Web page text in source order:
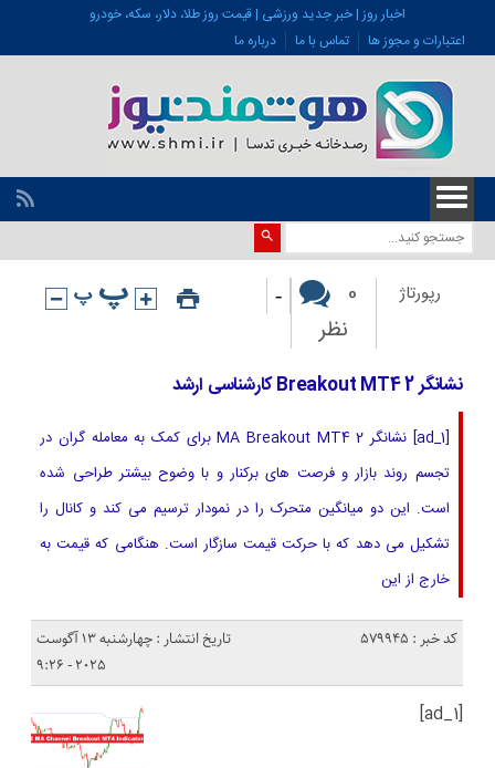
اخبار روز | خبر جدید ورزشی | قیمت روز طلا، دلار، سکه، خودرو
اعتبارات و مجوز ها
تماس با ما درباره ما
رپورتاژ
0
نظر
-
نشانگر Breakout MT4 2 کارشناسی ارشد
[ad_1] نشانگر 2 MA Breakout MT4 برای کمک به معامله گران در
تجسم روند بازار و فرصت های برکنار و با وضوح بیشتر طراحی شده
است. این دو میانگین متحرک را در نمودار ترسیم می کند و کانال را
تشکیل می دهد که با حرکت قیمت سازگار است. هنگامی که قیمت به
خارج از این
کد خبر : 579945
تاریخ انتشار : چهارشنبه 13 آگوست
2025 - 9:26
[ad_1]